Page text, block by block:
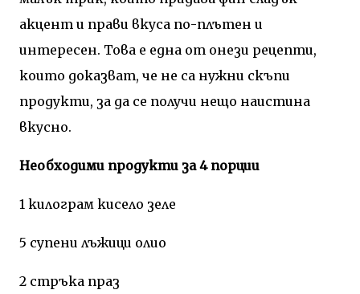
акцент и прави вкуса по-плътен и
интересен. Това е една от онези рецепти,
които доказват, че не са нужни скъпи
продукти, за да се получи нещо наистина
вкусно.
Необходими продукти за 4 порции
1 килограм кисело зеле
5 супени лъжици олио
2 стръка праз